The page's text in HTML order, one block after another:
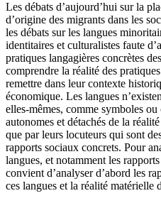
Les débats d’aujourd’hui sur la
d’origine des migrants dans les
les débats sur les langues
identitaires et culturalistes faute
pratiques langagières concrètes
comprendre la réalité des
remettre dans leur contexte
économique. Les langues
elles-mêmes, comme symboles
autonomes et détachés de la
que par leurs locuteurs qui sont
rapports sociaux concrets. Pour
langues, et notamment les
convient d’analyser d’abord les
ces langues et la réalité matérielle